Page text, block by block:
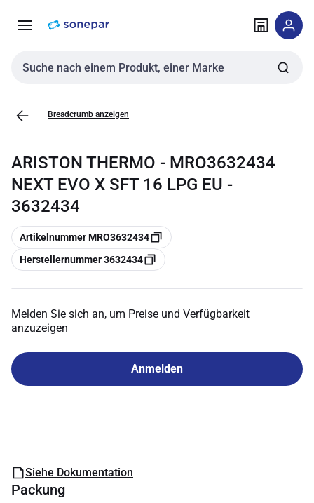
NavigationInhalt
Sucheingabe
Breadcrumb anzeigen
ARISTON THERMO - MRO3632434
NEXT EVO X SFT 16 LPG EU -
3632434
Kopieren
Artikelnummer MRO3632434
Kopieren
Herstellernummer 3632434
Melden Sie sich an, um Preise und Verfügbarkeit
anzuzeigen
Anmelden
Siehe Dokumentation
Packung